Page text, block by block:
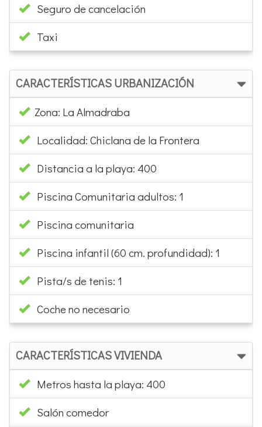
Seguro de cancelación
Taxi
CARACTERÍSTICAS URBANIZACIÓN
Zona: La Almadraba
Localidad: Chiclana de la Frontera
Distancia a la playa: 400
Piscina Comunitaria adultos: 1
Piscina comunitaria
Piscina infantil (60 cm. profundidad): 1
Pista/s de tenis: 1
Coche no necesario
CARACTERÍSTICAS VIVIENDA
Metros hasta la playa: 400
Salón comedor